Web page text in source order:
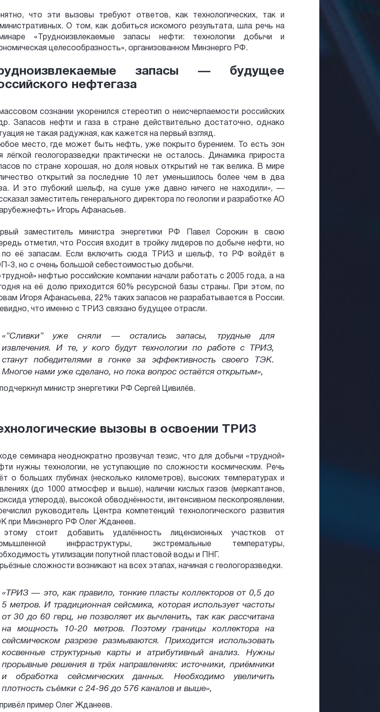
что эти вызовы требуют ответов, как технологических, так и
О том, как добиться искомого результата, шла речь на
«Трудноизвлекаемые запасы нефти: технологии добычи и
целесообразность», организованном Минэнерго РФ.
запасы — будущее
нефтегаза
сознании укоренился стереотип о неисчерпаемости российских
Запасов нефти и газа в стране действительно достаточно, однако
не такая радужная, как кажется на первый взгляд.
место, где может быть нефть, уже покрыто бурением. То есть зон
лёгкой геологоразведки практически не осталось. Динамика прироста
по стране хорошая, но доля новых открытий не так велика. В мире
открытий за последние 10 лет уменьшилось более чем в два
И это глубокий шельф, на суше уже давно ничего не находили», —
заместитель генерального директора по геологии и разработке АО
Игорь Афанасьев.
заместитель министра энергетики РФ Павел Сорокин в свою
отметил, что Россия входит в тройку лидеров по добыче нефти, но
по её запасам. Если включить сюда ТРИЗ и шельф, то РФ войдёт в
3, но с очень большой себестоимостью добычи.
нефтью российские компании начали работать с 2005 года, а на
на её долю приходится 60% ресурсной базы страны. При этом, по
Игоря Афанасьева, 22% таких запасов не разрабатывается в России.
что именно с ТРИЗ связано будущее отрасли.
«”Сливки” уже сняли — остались запасы, трудные для
извлечения. И те, у кого будут технологии по работе с ТРИЗ,
станут победителями в гонке за эффективность своего ТЭК.
Многое нами уже сделано, но пока вопрос остаётся открытым»,
министр энергетики РФ Сергей Цивилёв.
вызовы в освоении ТРИЗ
семинара неоднократно прозвучал тезис, что для добычи «трудной»
нужны технологии,
не уступающие по сложности космическим. Речь
о больших глубинах (несколько километров), высоких температурах и
(до 1000 атмосфер и выше), наличии кислых газов (меркаптанов,
углерода), высокой обводнённости, интенсивном пескопроявлении,
руководитель Центра компетенций технологического развития
при Минэнерго РФ Олег Жданеев.
стоит добавить удалённость лицензионных участков от
инфраструктуры, экстремальные температуры,
утилизации попутной пластовой воды и ПНГ.
сложности возникают на всех этапах, начиная с геологоразведки.
«ТРИЗ — это, как правило, тонкие пласты коллекторов от 0,5 до
5 метров. И традиционная сейсмика, которая использует частоты
от 30 до 60 герц, не позволяет их вычленить, так как рассчитана
на мощность 10-20 метров. Поэтому границы коллектора на
сейсмическом разрезе размываются. Приходится использовать
косвенные структурные карты и атрибутивный анализ. Нужны
прорывные решения в трёх направлениях: источники, приёмники
и обработка сейсмических данных. Необходимо увеличить
плотность съёмки с 24-96 до 576 каналов и выше»,
пример Олег Жданеев.